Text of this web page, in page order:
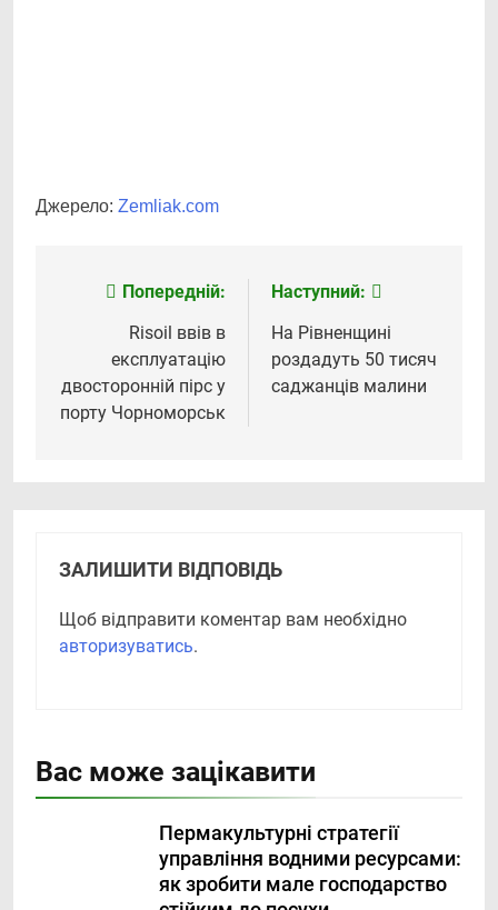
Джерело: Zemliak.com
Навігація
записів
Попередній:
Risoil ввів в
експлуатацію
двосторонній пірс у
порту Чорноморськ
Наступний:
На Рівненщині
роздадуть 50 тисяч
саджанців малини
ЗАЛИШИТИ ВІДПОВІДЬ
Щоб відправити коментар вам необхідно
авторизуватись.
Вас може зацікавити
Пермакультурні стратегії
управління водними ресурсами:
як зробити мале господарство